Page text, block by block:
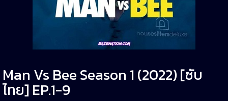
Man Vs Bee Season 1 (2022) [ซับ
ไทย] EP.1-9